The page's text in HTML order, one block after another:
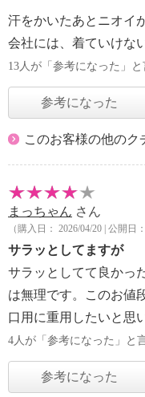
汗をかいたあとニオイ
会社には、着ていけな
13人が「参考になった」
参考になった
このお客様の他のク
まっちゃん さん
（購入日： 2026/04/20 | 公開日
サラッとしてますが
サラッとしてて良かっ
は無理です。このお値
口用に重用したいと思
4人が「参考になった」と
参考になった